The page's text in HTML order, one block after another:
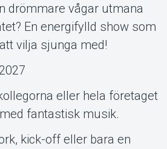
Support
drömmare vågar utmana
En energifylld show som
vilja sjunga med!
eller hela företaget
fantastisk musik.
kick-off eller bara en